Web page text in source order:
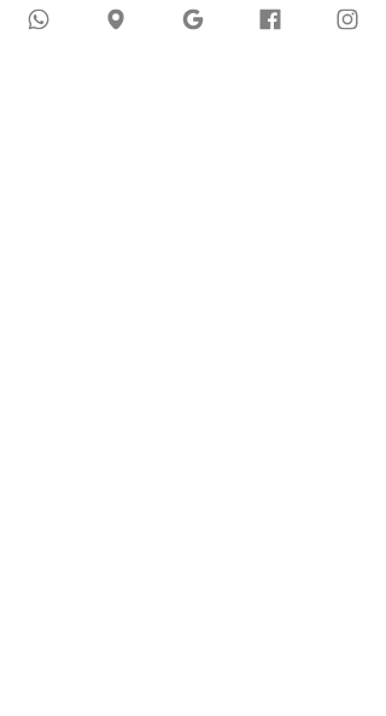
en Bogotá.Alivia el dolor, recupera
el movimiento,
transforma tu salud.